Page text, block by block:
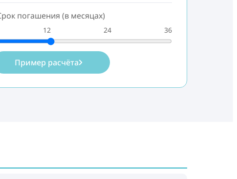
погашения (в месяцах)
12 24 36
Пример расчёта